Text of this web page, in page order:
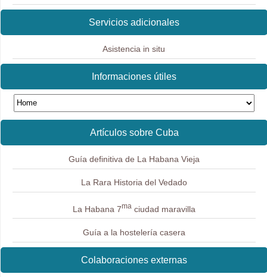
Servicios adicionales
Asistencia in situ
Informaciones útiles
Artículos sobre Cuba
Guía definitiva de La Habana Vieja
La Rara Historia del Vedado
La Habana 7maciudad maravilla
Guía a la hostelería casera
Colaboraciones externas